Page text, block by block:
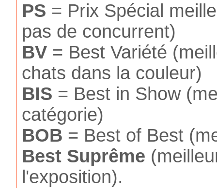
PS = Prix Spécial
pas de concurrent)
BV = Best Variété
chats dans la couleur)
BIS = Best in Show
catégorie)
BOB = Best of Best
Best Suprême
l'exposition).